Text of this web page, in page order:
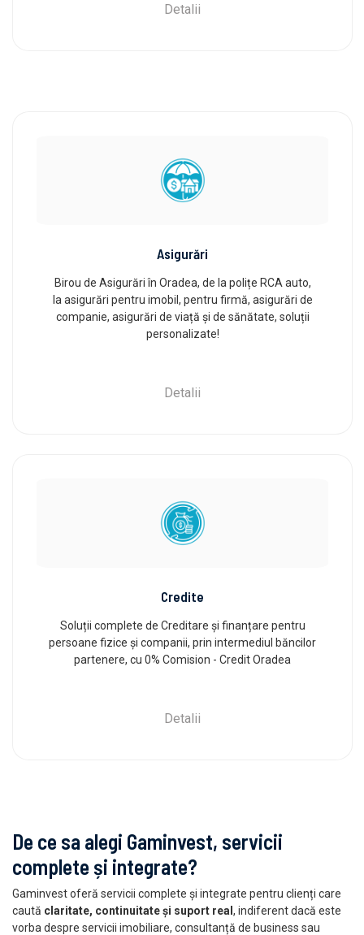
Detalii
Asigurări
Birou de Asigurări în Oradea, de la polițe RCA auto,
la asigurări pentru imobil, pentru firmă, asigurări de
companie, asigurări de viață și de sănătate, soluții
personalizate!
Detalii
Credite
Soluții complete de Creditare și finanțare pentru
persoane fizice și companii, prin intermediul băncilor
partenere, cu 0% Comision - Credit Oradea
Detalii
De ce sa alegi Gaminvest, servicii
complete și integrate?
Gaminvest oferă servicii complete și integrate pentru clienți care
caută claritate, continuitate și suport real , indiferent dacă este
vorba despre servicii imobiliare, consultanță de business sau